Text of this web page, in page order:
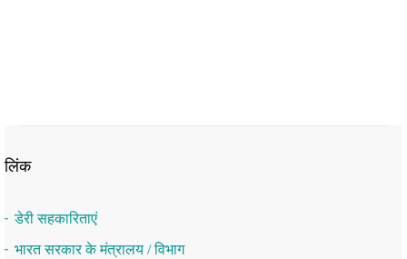
लिंक
डेरी सहकारिताएं
भारत सरकार के मंत्रालय / विभाग